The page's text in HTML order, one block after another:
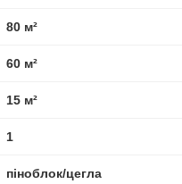
80 м²
60 м²
15 м²
1
піноблок/цегла